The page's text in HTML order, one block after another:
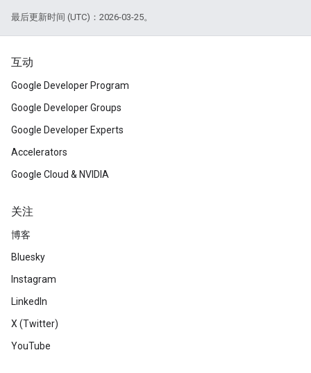
最后更新时间 (UTC)：2026-03-25。
互动
Google Developer Program
Google Developer Groups
Google Developer Experts
Accelerators
Google Cloud & NVIDIA
关注
博客
Bluesky
Instagram
LinkedIn
X (Twitter)
YouTube